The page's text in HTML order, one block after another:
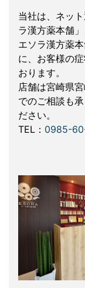
当社は、ネッ
ラ漢方薬本舗」
エソラ漢方薬
に、お客様の
おります。
店舗は宮崎県
でのご相談も
ださい。
TEL： 0985-